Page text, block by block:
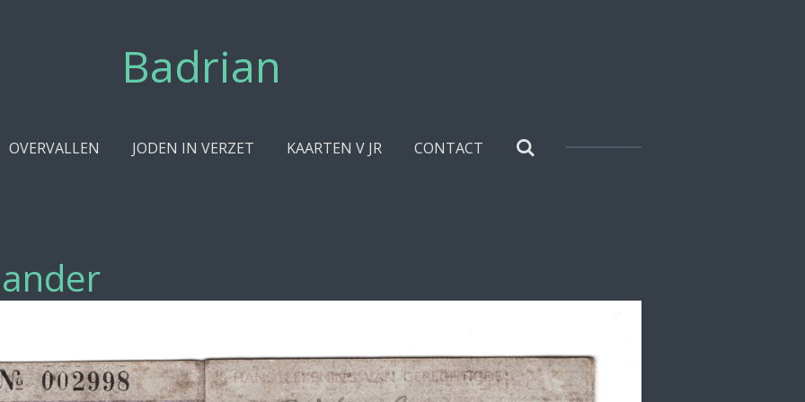
Badrian
OVERVALLEN JODEN IN VERZET KAARTEN V JR CONTACT